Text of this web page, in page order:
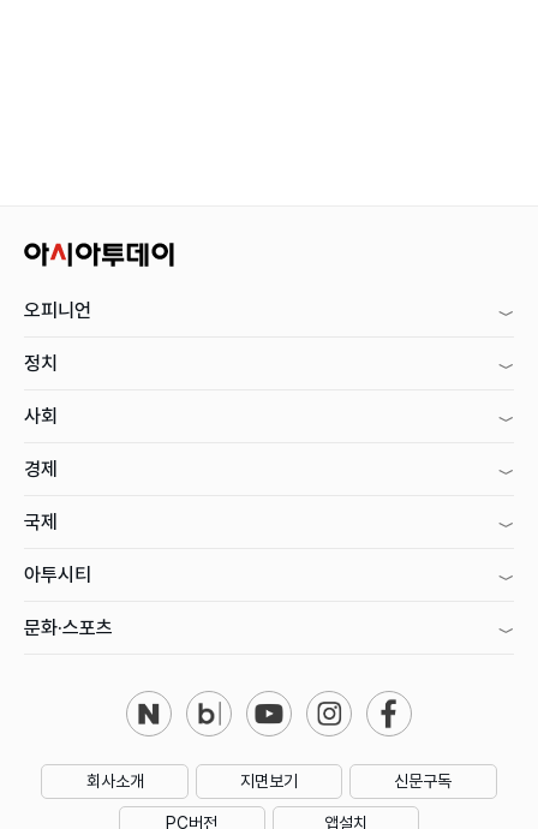
오피니언
정치
사회
경제
국제
아투시티
문화·스포츠
회사소개 지면보기 신문구독
PC버전 앱설치